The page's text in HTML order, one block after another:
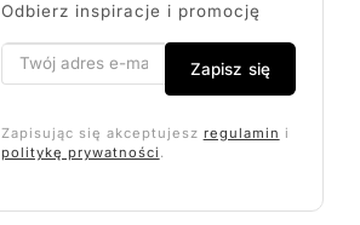
Odbierz inspiracje i promocję
Zapisz się
Zapisując się akceptujesz regulamin i
politykę prywatności .